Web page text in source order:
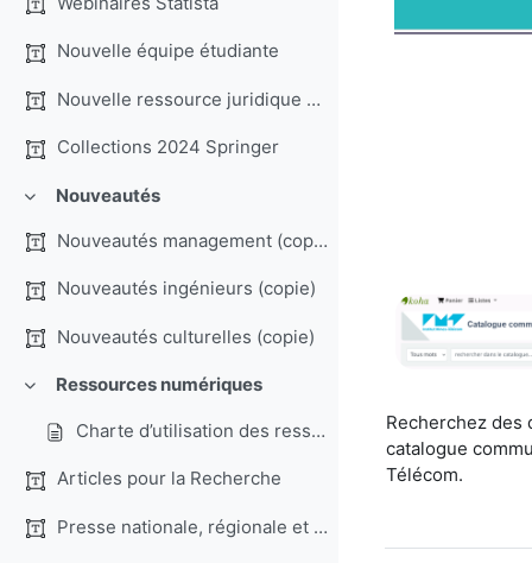
Nouvelle équipe étudiante
Nouvelle ressource juridique Dalloz.fr
Collections 2024 Springer
ReplierNouveautés
Nouveautés management (copie) (copie)
Nouveautés ingénieurs (copie)
Nouveautés culturelles (copie)
ReplierRessources numériques
Charte d’utilisation des ressources numériques
Articles pour la Recherche
Presse nationale, régionale et internationale
Recherchez des
catalogue
Télécom.